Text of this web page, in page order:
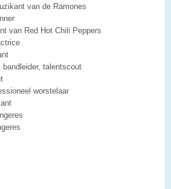
van de Ramones
van Red Hot Chili Peppers
bandleider, talentscout
worstelaar